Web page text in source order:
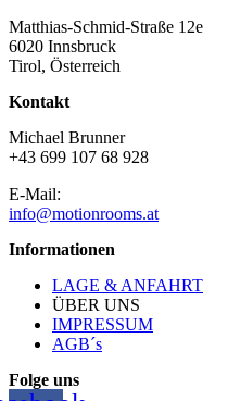
Matthias-Schmid-Straße 12e
6020 Innsbruck
Tirol, Österreich
Kontakt
Michael Brunner
+43 699 107 68 928
E-Mail:
info@motionrooms.at
Informationen
LAGE & ANFAHRT
ÜBER UNS
IMPRESSUM
AGB´s
Folge uns